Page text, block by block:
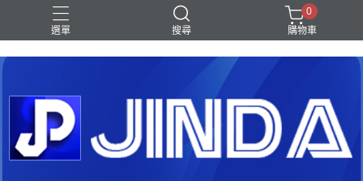
選單 搜尋
Shark｜Ninja 滾筒洗衣機 除濕機 電視
0
購物車